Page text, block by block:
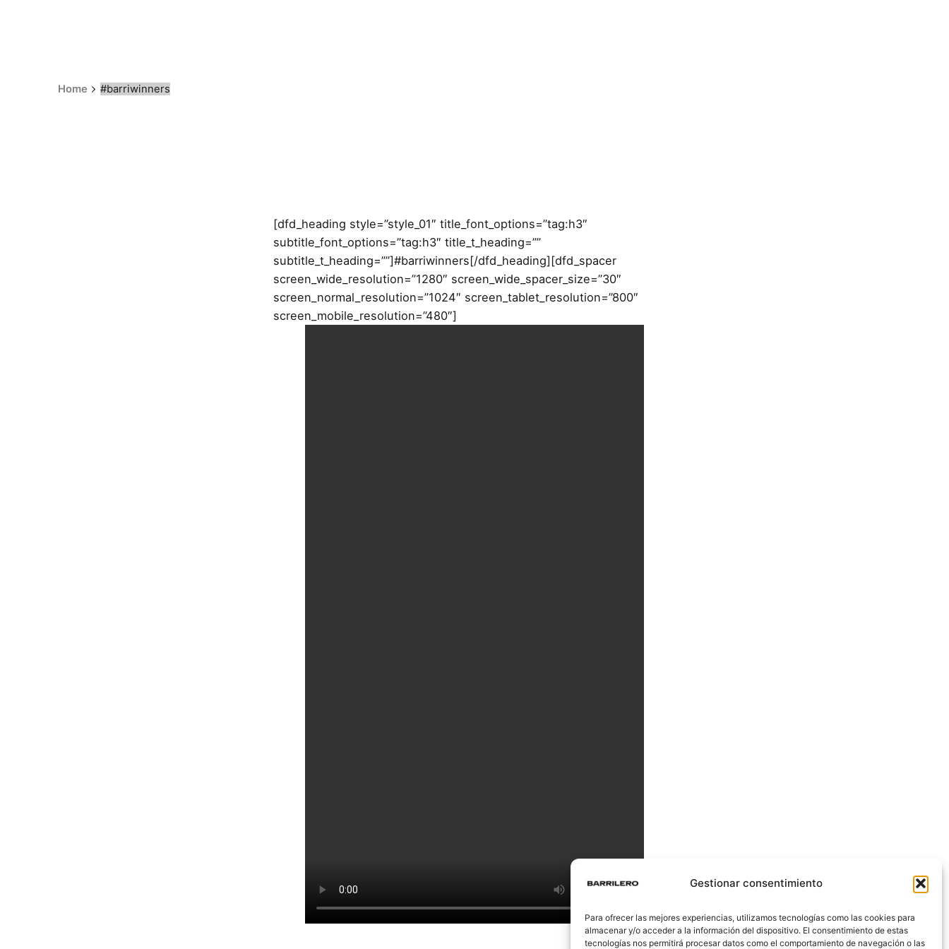
Gestionar consentimiento
Para ofrecer las mejores experiencias, utilizamos tecnologías como las cookies para
almacenar y/o acceder a la información del dispositivo. El consentimiento de estas
tecnologías nos permitirá procesar datos como el comportamiento de navegación o las
Home #barriwinners
[dfd_heading style=”style_01″ title_font_options=”tag:h3″
subtitle_font_options=”tag:h3″ title_t_heading=””
subtitle_t_heading=””]#barriwinners[/dfd_heading][dfd_spacer
screen_wide_resolution=”1280″ screen_wide_spacer_size=”30″
screen_normal_resolution=”1024″ screen_tablet_resolution=”800″
screen_mobile_resolution=”480″]